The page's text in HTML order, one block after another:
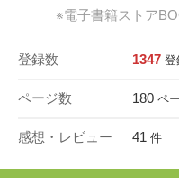
※電子書籍ストア
登録数 1347 登
ページ数 180 ペ
感想・レビュー 41 件